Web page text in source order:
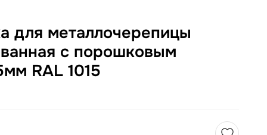
для металлочерепицы
с порошковым
RAL 1015